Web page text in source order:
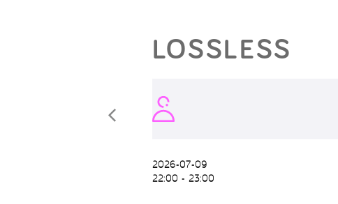
LOSSLESS
2026-07-09
22:00 - 23:00